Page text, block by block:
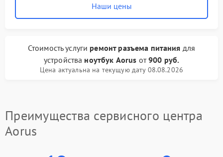
Наши цены
Стоимость услуги ремонт разъема питания для
устройства ноутбук Aorus от900 руб.
Цена актуальна на текущую дату 08.08.2026
Преимущества сервисного центра
Aorus